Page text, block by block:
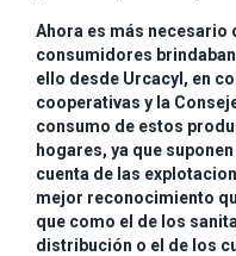
Ahora es más necesario
consumidores
ello desde Urcacyl, en
cooperativas y la
consumo de estos
hogares, ya que
cuenta de las
mejor reconocimiento
que como el de los
distribución o el de los